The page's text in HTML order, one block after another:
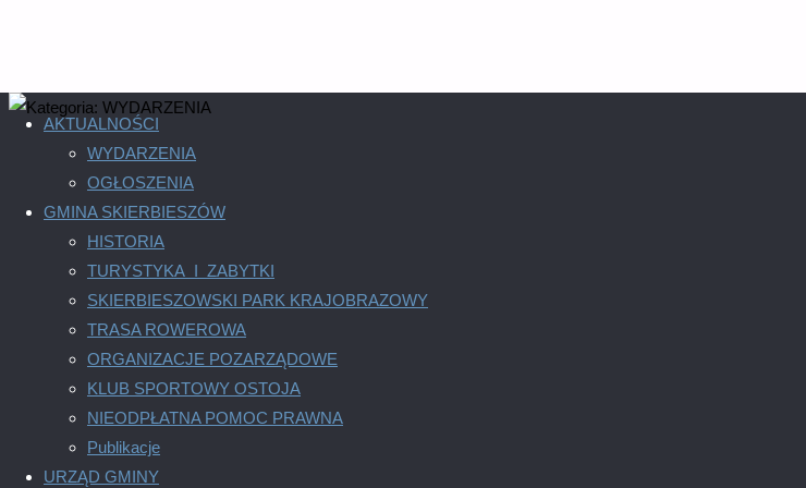
AKTUALNOŚCI
WYDARZENIA
OGŁOSZENIA
GMINA SKIERBIESZÓW
HISTORIA
TURYSTYKA I ZABYTKI
SKIERBIESZOWSKI PARK KRAJOBRAZOWY
TRASA ROWEROWA
ORGANIZACJE POZARZĄDOWE
KLUB SPORTOWY OSTOJA
NIEODPŁATNA POMOC PRAWNA
Publikacje
URZĄD GMINY
Kategoria:WYDARZENIA
Szkolenie „Poprawa dostępu do małej infrastruktury publicznej”
4 sierpnia, 20264 sierpnia, 2026 AKTUALNOŚCI
"Szkolenie
„Poprawa